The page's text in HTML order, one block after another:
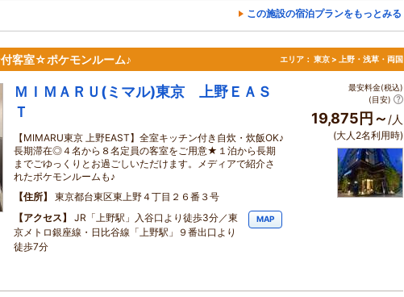
この施設の宿泊プランをもっとみる
客室☆ポケモンルーム♪ エリア： 東京 > 上野・浅草・両国
ＭＩＭＡＲＵ(ミマル)東京 上野ＥＡＳ
Ｔ
【MIMARU東京 上野EAST】全室キッチン付き自炊・炊飯OK♪
長期滞在◎４名から８名定員の客室をご用意★１泊から長期
までごゆっくりとお過ごしいただけます。メディアで紹介さ
れたポケモンルームも♪
住所
東京都台東区東上野４丁目２６番３号
アクセス
JR「上野駅」入谷口より徒歩3分／東
京メトロ銀座線・日比谷線「上野駅」９番出口より
徒歩7分
MAP
最安料金(税込)
(目安)
19,875円～ /人
(大人2名利用時)